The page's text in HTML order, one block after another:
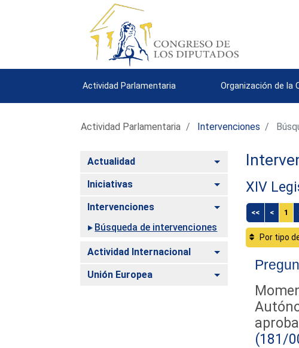
Actividad Parlamentaria Organización de la
Actividad Parlamentaria Intervenciones
Actualidad Alternar
Iniciativas Alternar
Intervenciones
Alternar
Búsqueda de intervenciones
Actividad Internacional Alternar
Unión Europea Alternar
XIV
<< < 1
Por tipo
(181/